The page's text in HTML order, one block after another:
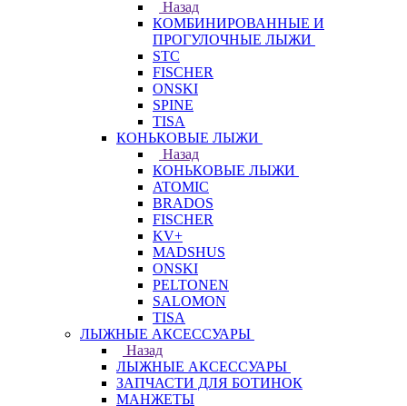
Назад
КОМБИНИРОВАННЫЕ И
ПРОГУЛОЧНЫЕ ЛЫЖИ
STC
FISCHER
ONSKI
SPINE
TISA
КОНЬКОВЫЕ ЛЫЖИ
Назад
КОНЬКОВЫЕ ЛЫЖИ
ATOMIC
BRADOS
FISCHER
KV+
MADSHUS
ONSKI
PELTONEN
SALOMON
TISA
ЛЫЖНЫЕ АКСЕССУАРЫ
Назад
ЛЫЖНЫЕ АКСЕССУАРЫ
ЗАПЧАСТИ ДЛЯ БОТИНОК
МАНЖЕТЫ